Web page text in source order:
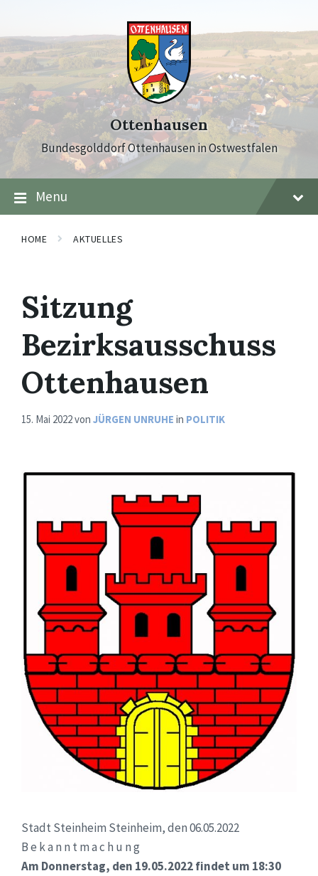
content
main
navigation
footer
Ottenhausen
Bundesgolddorf Ottenhausen in Ostwestfalen
Menu
HOME AKTUELLES
Sitzung
Bezirksausschuss
Ottenhausen
15. Mai 2022von JÜRGEN UNRUHE in POLITIK
Stadt Steinheim Steinheim, den06.05.2022
B e k a n n t m a c h u n g
Am Donnerstag, den 19.05.2022findet um 18:30